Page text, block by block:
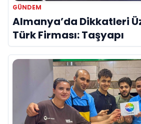
GÜNDEM
Almanya’da Dikkatleri
Türk Firması: Taşyapı